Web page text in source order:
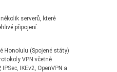
serverů, které
připojení.
Honolulu (Spojené státy)
VPN včetně
IKEv2, OpenVPN a